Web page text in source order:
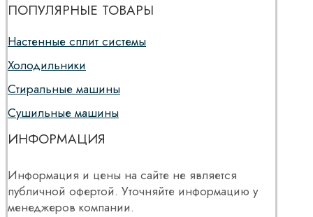
ПОПУЛЯРНЫЕ ТОВАРЫ
Настенные сплит системы
Холодильники
Стиральные машины
Сушильные машины
ИНФОРМАЦИЯ
Информация и цены на сайте не является
публичной офертой. Уточняйте информацию у
менеджеров компании.